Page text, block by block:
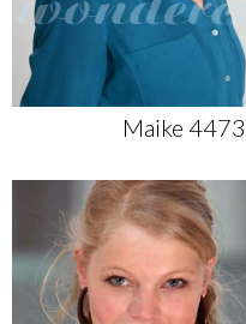
Maike 4473